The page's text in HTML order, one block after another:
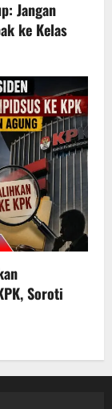
Jangan
ke Kelas
Soroti